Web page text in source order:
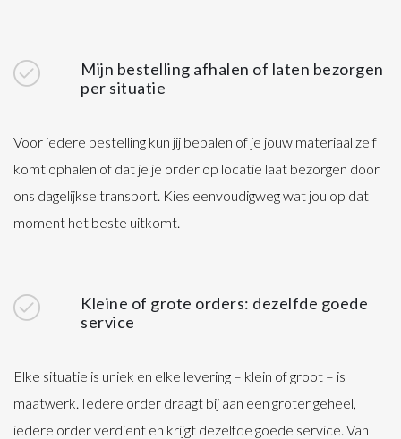
Mijn bestelling afhalen of laten bezorgen
per situatie
Voor iedere bestelling kun jij bepalen of je jouw materiaal zelf
komt ophalen of dat je je order op locatie laat bezorgen door
ons dagelijkse transport. Kies eenvoudigweg wat jou op dat
moment het beste uitkomt.
Kleine of grote orders: dezelfde goede
service
Elke situatie is uniek en elke levering – klein of groot – is
maatwerk. Iedere order draagt bij aan een groter geheel,
iedere order verdient en krijgt dezelfde goede service. Van